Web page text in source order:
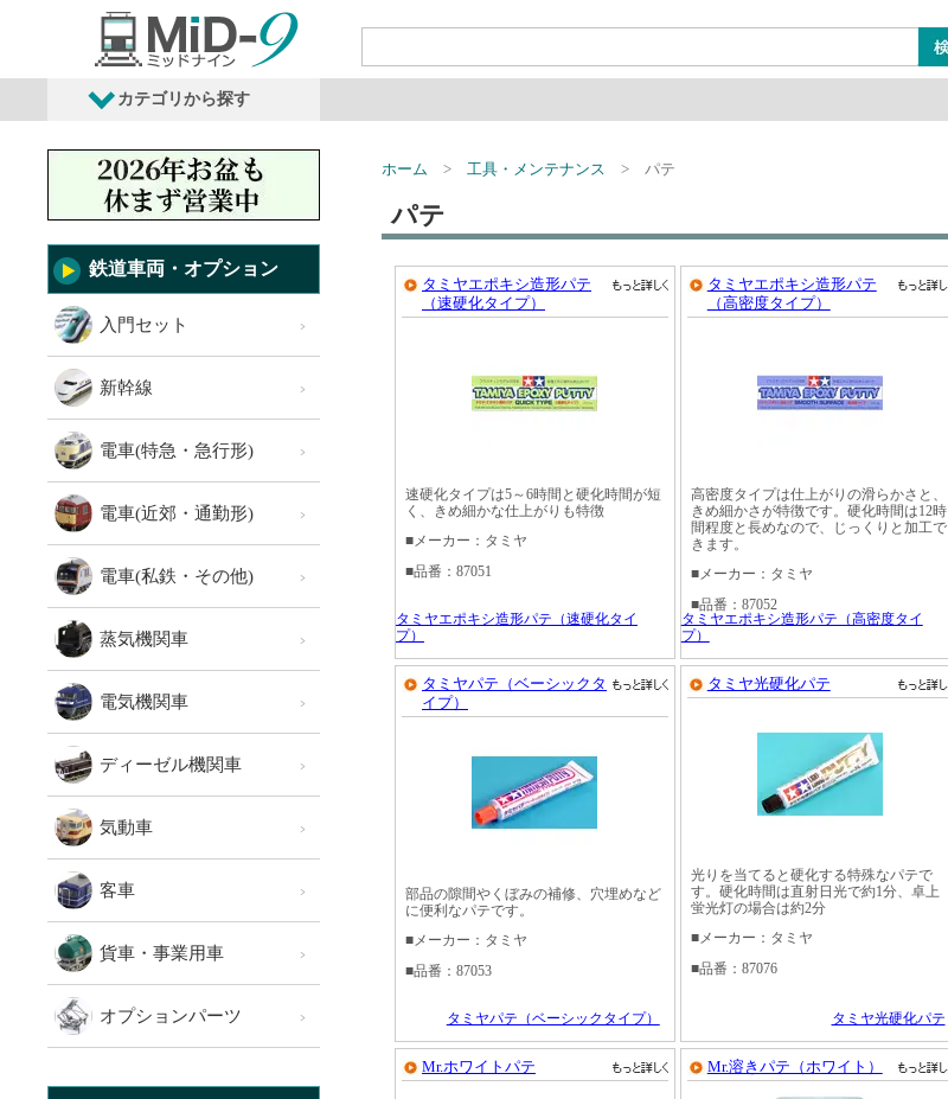
カテゴリから探す
発売予定商品 鉄道車両・オプション レイアウト・ジオラマ類
鉄道車両・オプション
入門セット
新幹線
電車(特急・急行形)
電車(近郊・通勤形)
電車(私鉄・その他)
蒸気機関車
電気機関車
ディーゼル機関車
気動車
客車
貨車・事業用車
オプションパーツ
ホーム 工具・メンテナンス パテ
パテ
タミヤエポキシ造形パテ
（速硬化タイプ）
速硬化タイプは5～6時間と硬化時間が短
く、きめ細かな仕上がりも特徴
■メーカー：タミヤ
■品番：87051
タミヤエポキシ造形パテ（速硬化タイ
プ）
タミヤエポキシ造形パテ
（高密度タイプ）
高密度タイプは仕上がりの滑らかさと、
きめ細かさが特徴です。硬化時間は12時
間程度と長めなので、じっくりと加工で
きます。
■メーカー：タミヤ
■品番：87052
タミヤエポキシ造形パテ（高密度タイ
プ）
タミヤパテ（ベーシックタ
イプ）
部品の隙間やくぼみの補修、穴埋めなど
に便利なパテです。
■メーカー：タミヤ
■品番：87053
タミヤパテ（ベーシックタイプ）
タミヤ光硬化パテ
光りを当てると硬化する特殊なパテで
す。硬化時間は直射日光で約1分、卓上
蛍光灯の場合は約2分
■メーカー：タミヤ
■品番：87076
タミヤ光硬化パテ
Mr.ホワイトパテ Mr.溶きパテ（ホワイト）